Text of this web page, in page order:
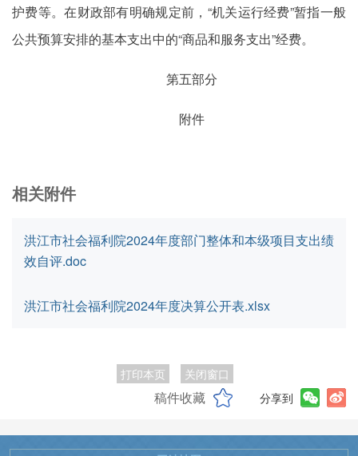
护费等。在财政部有明确规定前，“机关运行经费”暂指一般
公共预算安排的基本支出中的“商品和服务支出”经费。
第五部分
附件
相关附件
洪江市社会福利院2024年度部门整体和本级项目支出绩
效自评.doc
洪江市社会福利院2024年度决算公开表.xlsx
打印本页 关闭窗口
稿件收藏 分享到